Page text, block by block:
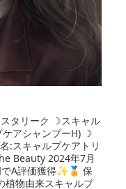
タリーク ☽スキャル
ケアシャンプーH) ☽
:スキャルプケアトリ
2024年7月
A評価獲得✨️🏅 保
植物由来スキャルプ